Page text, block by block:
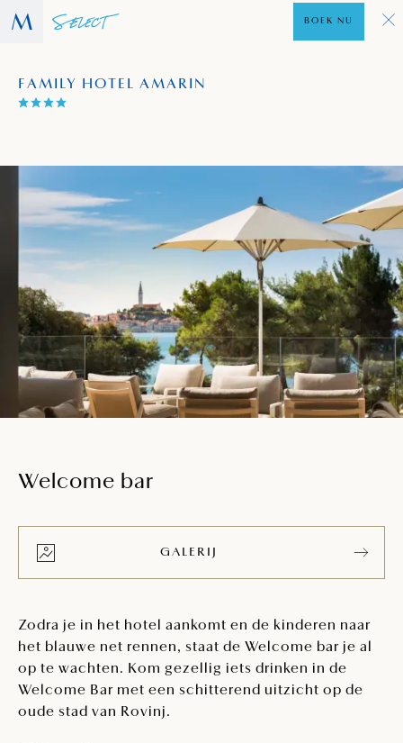
FAMILY HOTEL AMARIN
BOEK NU
Welcome bar
GALERIJ
Zodra je in het hotel aankomt en de kinderen naar
het blauwe net rennen, staat de Welcome bar je al
op te wachten. Kom gezellig iets drinken in de
Welcome Bar met een schitterend uitzicht op de
oude stad van Rovinj.